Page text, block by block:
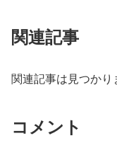
関連記事
関連記事は見つかり
コメント